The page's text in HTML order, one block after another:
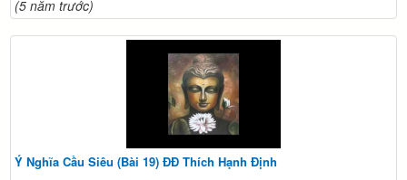
(5 năm trước)
Ý Nghĩa Cầu Siêu (Bài 19) ĐĐ Thích Hạnh Định